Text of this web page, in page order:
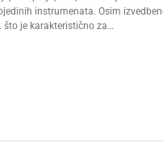
instrumenata. Osim
je karakteristično za…